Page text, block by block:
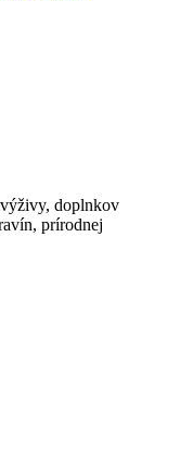
doplnkov
prírodnej